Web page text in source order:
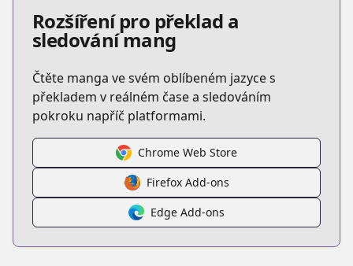
Rozšíření pro překlad a
sledování mang
Čtěte manga ve svém oblíbeném jazyce s
překladem v reálném čase a sledováním
pokroku napříč platformami.
Chrome Web Store
Firefox Add-ons
Edge Add-ons